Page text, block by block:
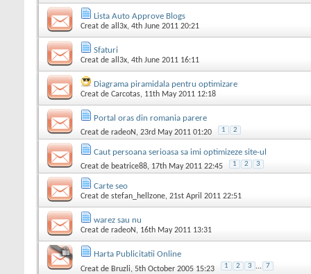
Lista Auto Approve Blogs
Creat de all3x, 4th June 2011 20:21
Sfaturi
Creat de all3x, 4th June 2011 16:11
Diagrama piramidala pentru optimizare
Creat de Carcotas, 11th May 2011 12:18
Portal oras din romania parere
Creat de radeoN , 23rd May 2011 01:20 1 2
Caut persoana serioasa sa imi optimizeze site-ul
Creat de beatrice88, 17th May 2011 22:45 1 2 3
Carte seo
Creat de stefan_hellzone, 21st April 2011 22:51
warez sau nu
Creat de radeoN , 16th May 2011 13:31
Harta Publicitatii Online
Creat de Bruzli, 5th October 2005 15:23 1 2 3 ... 7